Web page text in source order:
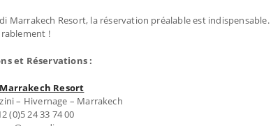
Marrakech Resort, la réservation préalable est indispensable.
!
et Réservations :
Marrakech Resort
– Hivernage – Marrakech
(0)5 24 33 74 00